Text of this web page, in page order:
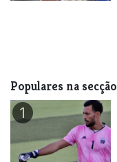
Populares na secção
1